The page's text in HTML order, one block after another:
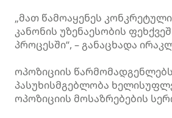
„მათ წამოაყენეს
კანონის უზენაესობის
პროცესში“, – განაცხადა
ოპოზიციის
პასუხისმგებლობა
ოპოზიციის მოსაზრებების